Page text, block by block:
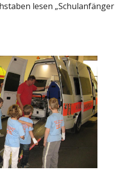
lesen „Schulanfänger